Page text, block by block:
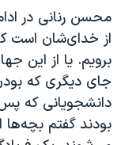
محسن رنانی در
از خدای‌شان است
برویم. یا از این
جای دیگری که
دانشجویانی که
بودند گفتم